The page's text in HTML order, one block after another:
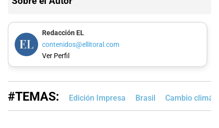
Redacción EL
contenidos@ellitoral.com
Ver Perfil
#TEMAS: Edición Impresa Brasil Cambio